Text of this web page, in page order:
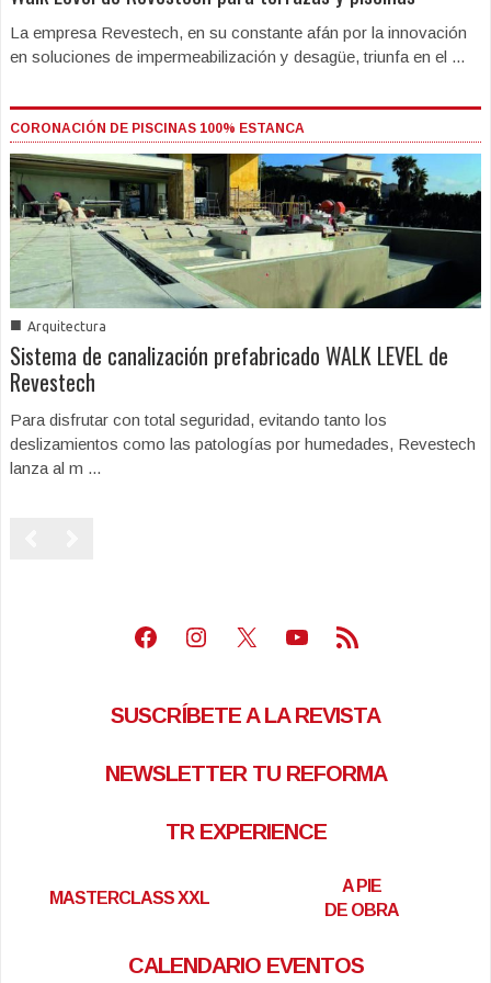
La empresa Revestech, en su constante afán por la innovación
en soluciones de impermeabilización y desagüe, triunfa en el ...
CORONACIÓN DE PISCINAS 100% ESTANCA
■ Arquitectura
Sistema de canalización prefabricado WALK LEVEL de
Revestech
Para disfrutar con total seguridad, evitando tanto los
deslizamientos como las patologías por humedades, Revestech
lanza al m ...
Facebook
Instagram
X Youtube
Feed RSS
SUSCRÍBETE A LA REVISTA
NEWSLETTER TU REFORMA
TR EXPERIENCE
MASTERCLASS XXL
A PIE
DE OBRA
CALENDARIO EVENTOS